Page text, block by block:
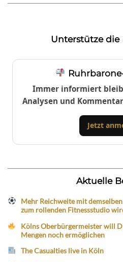
Unterstütze die
Immer informiert
Analysen und
Jetzt
Aktuelle
Mehr Reichweite mit
zum rollenden Fitnessstudio
Kölns Oberbürgermeister will
Mengen noch ermöglichen
The Casualties live in Köln